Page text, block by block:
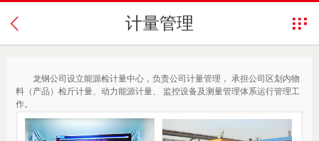
计量管理
龙钢公司设立能源检计量中心，负责公司计量管理， 承担公司区划内物
料（产品）检斤计量、动力能源计量、 监控设备及测量管理体系运行管理工
作。